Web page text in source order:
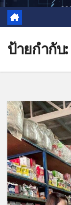
ป้ายกำกับ: